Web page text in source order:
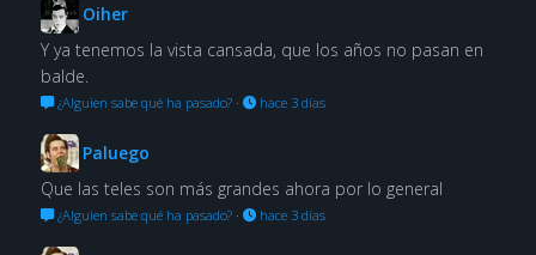
Oiher
Y ya tenemos la vista cansada, que los años no pasan en
balde.
¿Alguien sabe qué ha pasado?· hace 3 días
Paluego
Que las teles son más grandes ahora por lo general
¿Alguien sabe qué ha pasado?· hace 3 días